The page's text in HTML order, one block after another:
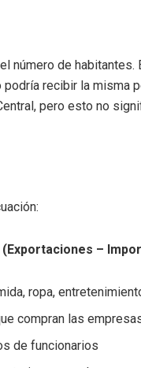
número de
recibir la misma
pero esto no
(Exportaciones –
ropa,
compran las
de funcionarios